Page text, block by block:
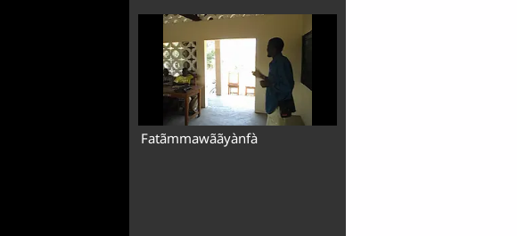
Fatãmmawããyànfà